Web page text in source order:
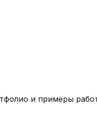
и примеры